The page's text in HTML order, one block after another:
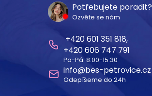
Potřebujete poradit?
Ozvěte se nám
601 351 818
606 747 791
Po-Pá: 8:00-15:30
info@bes-petrovice.cz
Odepíšeme do 24h